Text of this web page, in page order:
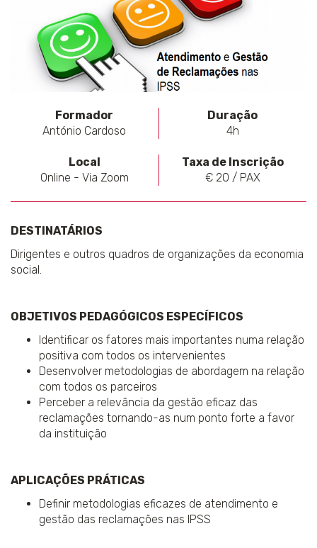
Formador
António Cardoso
Duração
4h
Local
Online - Via Zoom
Taxa de Inscrição
€ 20 / PAX
DESTINATÁRIOS
Dirigentes e outros quadros de organizações da economia
social.
OBJETIVOS PEDAGÓGICOS ESPECÍFICOS
Identificar os fatores mais importantes numa relação
positiva com todos os intervenientes
Desenvolver metodologias de abordagem na relação
com todos os parceiros
Perceber a relevância da gestão eficaz das
reclamações tornando-as num ponto forte a favor
da instituição
APLICAÇÕES PRÁTICAS
Definir metodologias eficazes de atendimento e
gestão das reclamações nas IPSS